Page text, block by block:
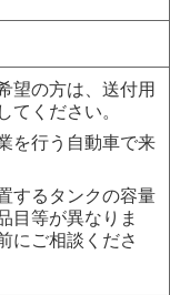
望の方は、送付用
てください。
を行う自動車で来
するタンクの容量
目等が異なりま
にご相談くださ